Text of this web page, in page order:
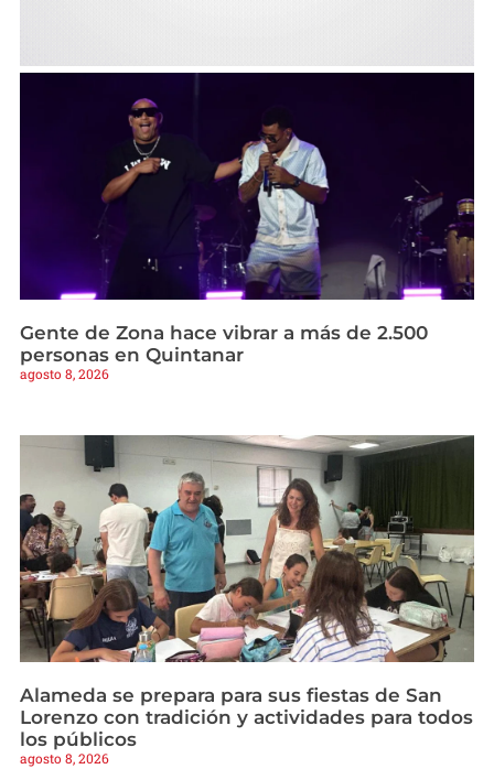
Gente de Zona hace vibrar a más de 2.500
personas en Quintanar
agosto 8, 2026
Alameda se prepara para sus fiestas de San
Lorenzo con tradición y actividades para todos
los públicos
agosto 8, 2026